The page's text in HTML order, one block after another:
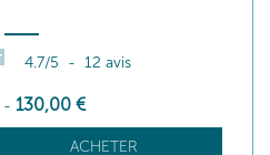
4.7/5 - 12 avis
- 130,00 €
ACHETER